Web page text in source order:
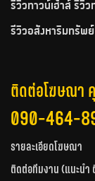
รีวิวทาวน์เฮ้าส์ รีวิว
รีวิวอสังหาริมทรัพย์
ติดต่อโฆษณา
090-464-
รายละเอียดโฆษณา
ติดต่อทีมงาน (แนะนำ